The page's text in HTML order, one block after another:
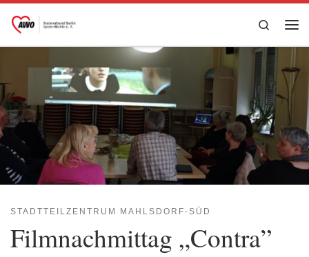
Zum Inhalt springen
Search
STADTTEILZENTRUM MAHLSDORF-SÜD
Filmnachmittag „Contra”